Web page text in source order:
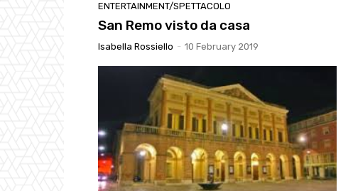
ENTERTAINMENT/SPETTACOLO
San Remo visto da casa
Isabella Rossiello - 10 February 2019